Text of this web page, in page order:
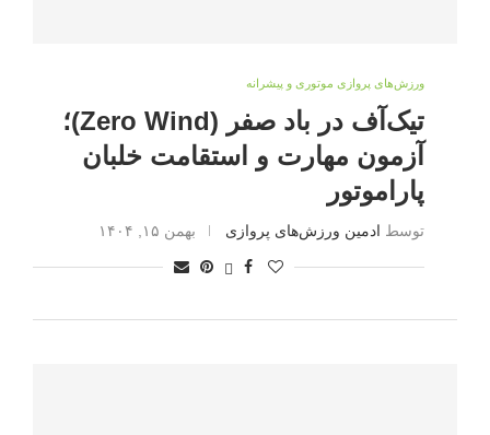
ورزش‌های پروازی موتوری و پیشرانه
تیک‌آف در باد صفر (Zero Wind)؛
آزمون مهارت و استقامت خلبان
پاراموتور
توسط ادمین ورزش‌های پروازی بهمن ۱۵, ۱۴۰۴